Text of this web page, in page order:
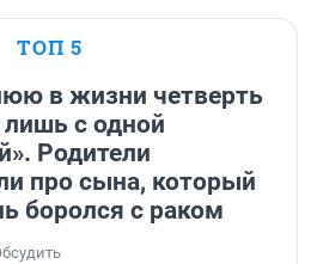
ТОП 5
в жизни четверть
лишь с одной
Родители
про сына, который
боролся с раком